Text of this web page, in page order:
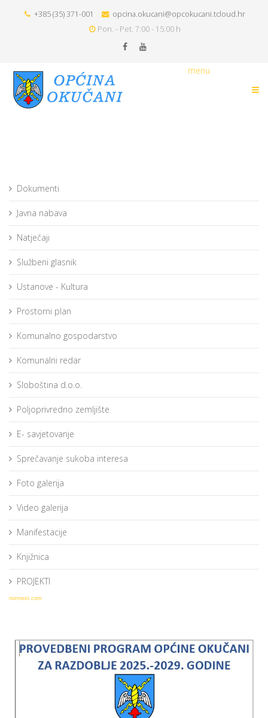
+385 (35) 371-001
opcina.okucani@opcokucani.tcloud.hr
Pon. - Pet. 7:00 - 15:00 h
menu
Dokumenti
Javna nabava
Natječaji
Službeni glasnik
Ustanove - Kultura
Prostorni plan
Komunalno gospodarstvo
Komunalni redar
Sloboština d.o.o.
Poljoprivredno zemljište
E- savjetovanje
Sprečavanje sukoba interesa
Foto galerija
Video galerija
Manifestacije
Knjižnica
PROJEKTI
norrnext.com